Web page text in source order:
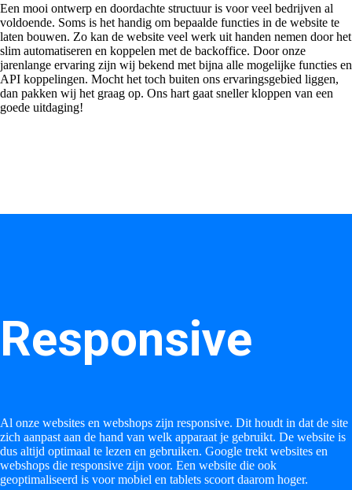
Een mooi ontwerp en doordachte structuur is voor veel bedrijven al
voldoende. Soms is het handig om bepaalde functies in de website te
laten bouwen. Zo kan de website veel werk uit handen nemen door het
slim automatiseren en koppelen met de backoffice. Door onze
jarenlange ervaring zijn wij bekend met bijna alle mogelijke functies en
API koppelingen. Mocht het toch buiten ons ervaringsgebied liggen,
dan pakken wij het graag op. Ons hart gaat sneller kloppen van een
goede uitdaging!
Responsive
Al onze websites en webshops zijn responsive. Dit houdt in dat de site
zich aanpast aan de hand van welk apparaat je gebruikt. De website is
dus altijd optimaal te lezen en gebruiken. Google trekt websites en
webshops die responsive zijn voor. Een website die ook
geoptimaliseerd is voor mobiel en tablets scoort daarom hoger.